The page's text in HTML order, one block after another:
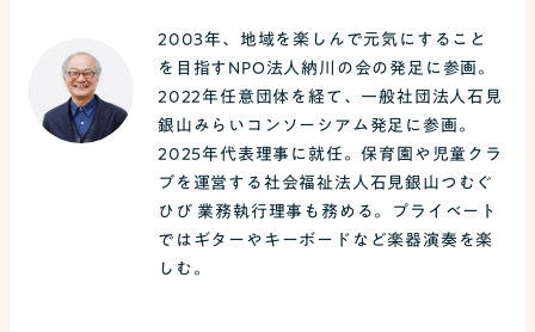
2003年、地域を楽しんで元気にすること
を目指すNPO法人納川の会の発足に参画。
2022年任意団体を経て、一般社団法人石見
銀山みらいコンソーシアム発足に参画。
2025年代表理事に就任。保育園や児童クラ
ブを運営する社会福祉法人石見銀山つむぐ
ひび 業務執行理事も務める。プライベート
ではギターやキーボードなど楽器演奏を楽
しむ。